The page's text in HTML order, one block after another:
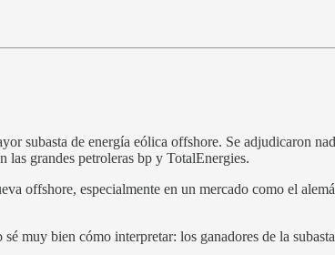
subasta de energía eólica offshore. Se adjudicaron
las grandes petroleras bp y TotalEnergies.
offshore, especialmente en un mercado como el
muy bien cómo interpretar: los ganadores de la